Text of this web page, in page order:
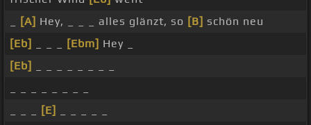
[A] Hey, _ _ _ alles glänzt, so [B] schön neu
[Eb]
[Ebm] Hey _
[Eb]
[E]